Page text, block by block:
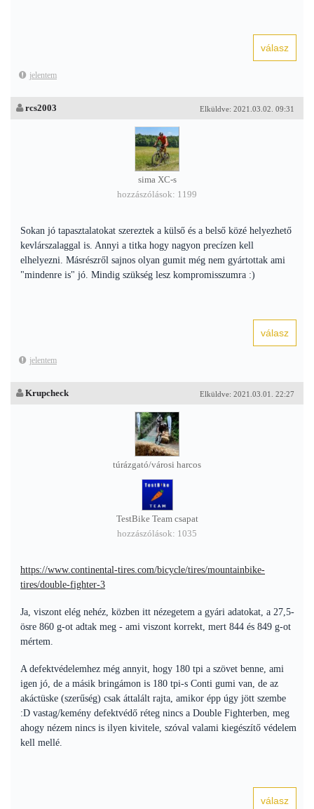
jelentem
Elküldve: 2021.03.02. 09:31
rcs2003
sima XC-s
hozzászólások: 1199
Sokan jó tapasztalatokat szereztek a külső és a belső közé helyezhető
kevlárszalaggal is. Annyi a titka hogy nagyon precízen kell
elhelyezni. Másrészről sajnos olyan gumit még nem gyártottak ami
"mindenre is" jó. Mindig szükség lesz kompromisszumra :)
jelentem
Elküldve: 2021.03.01. 22:27
Krupcheck
túrázgató/városi harcos
TestBike Team csapat
hozzászólások: 1035
https://www.continental-tires.com/bicycle/tires/mountainbike-
tires/double-fighter-3
Ja, viszont elég nehéz, közben itt nézegetem a gyári adatokat, a 27,5-
ösre 860 g-ot adtak meg - ami viszont korrekt, mert 844 és 849 g-ot
mértem.
A defektvédelemhez még annyit, hogy 180 tpi a szövet benne, ami
igen jó, de a másik bringámon is 180 tpi-s Conti gumi van, de az
akáctüske (szerűség) csak áttalált rajta, amikor épp úgy jött szembe
:D vastag/kemény defektvédő réteg nincs a Double Fighterben, meg
ahogy nézem nincs is ilyen kivitele, szóval valami kiegészítő védelem
kell mellé.